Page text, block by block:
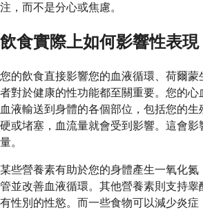
注，而不是分心或焦慮。
飲食實際上如何影響性表現
您的飲食直接影響您的血液循環、荷爾蒙
者對於健康的性功能都至關重要。您的
血液輸送到身體的各個部位，包括您的
硬或堵塞，血流量就會受到影響。這會影
量。
某些營養素有助於您的身體產生一氧化氮
管並改善血液循環。其他營養素則支持
有性別的性慾。而一些食物可以減少炎症